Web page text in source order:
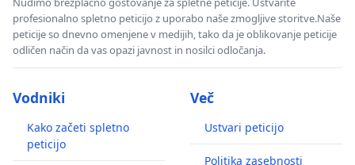
profesionalno spletno peticijo z uporabo naše zmogljive storitve.Naše
peticije so dnevno omenjene v medijih, tako da je oblikovanje peticije
odličen način da vas opazi javnost in nosilci odločanja.
Vodniki
Kako začeti spletno
peticijo
Več
Ustvari peticijo
Politika zasebnosti